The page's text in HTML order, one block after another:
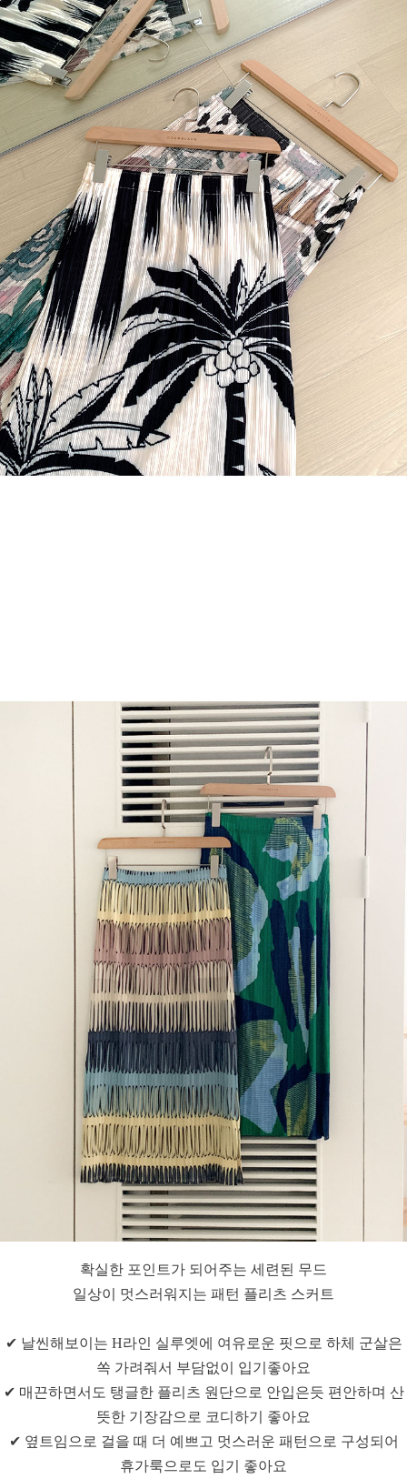
확실한 포인트가 되어주는 세련된 무드
일상이 멋스러워지는 패턴 플리츠 스커트
✔ 날씬해보이는 H라인 실루엣에 여유로운 핏으로 하체 군살은
쏙 가려줘서 부담없이 입기좋아요
✔ 매끈하면서도 탱글한 플리츠 원단으로 안입은듯 편안하며 산
뜻한 기장감으로 코디하기 좋아요
✔ 옆트임으로 걸을 때 더 예쁘고 멋스러운 패턴으로 구성되어
휴가룩으로도 입기 좋아요